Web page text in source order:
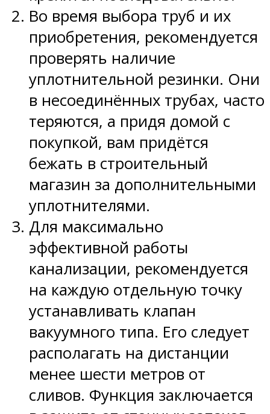
Во время выбора труб и их
приобретения, рекомендуется
проверять наличие
уплотнительной резинки. Они
в несоединённых трубах, часто
теряются, а придя домой с
покупкой, вам придётся
бежать в строительный
магазин за дополнительными
уплотнителями.
Для максимально
эффективной работы
канализации, рекомендуется
на каждую отдельную точку
устанавливать клапан
вакуумного типа. Его следует
располагать на дистанции
менее шести метров от
сливов. Функция заключается